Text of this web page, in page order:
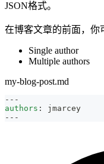
JSON格式。
在博客文章的前面，你
Single author
Multiple authors
my-blog-post.md
---
authors :
jmarcey
---